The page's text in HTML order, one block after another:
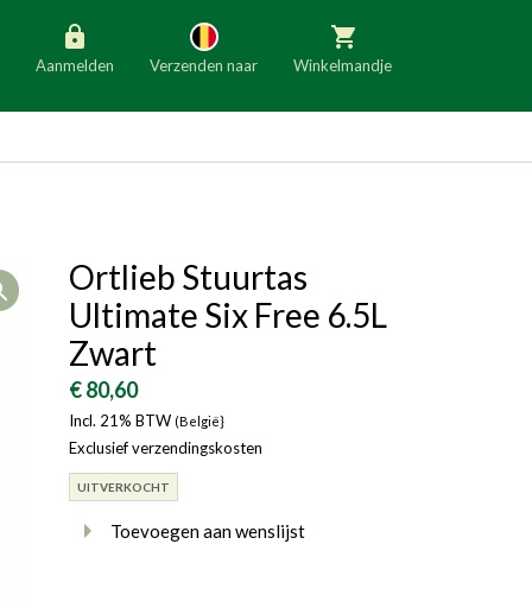
Aanmelden Verzenden naar
Slovenië Italië
Denemarken
Bulgarije
Winkelmandje
Open
Ortlieb Stuurtas
Ultimate Six Free 6.5L
Zwart
€ 80,60
Incl. 21% BTW (België}
Exclusief verzendingskosten
UITVERKOCHT
Toevoegen aan wenslijst